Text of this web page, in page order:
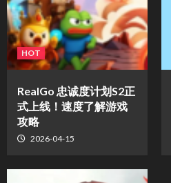
HOT
​RealGo 忠诚度计划S2正
式上线！速度了解游戏
攻略
2026-04-15